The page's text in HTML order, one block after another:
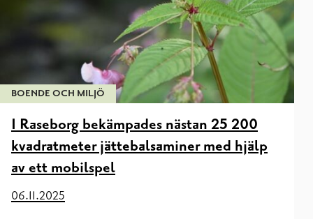
BOENDE OCH MILJÖ
I Raseborg bekämpades nästan 25 200
kvadratmeter jättebalsaminer med hjälp
av ett mobilspel
06.11.2025